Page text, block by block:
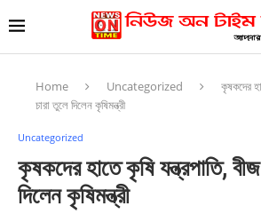
Home Uncategorized
কৃষকদের
চারা তুলে দিলেন কৃষিমন্ত্রী
Uncategorized
কৃষকদের হাতে কৃষি যন্ত্রপাতি,
দিলেন কৃষিমন্ত্রী